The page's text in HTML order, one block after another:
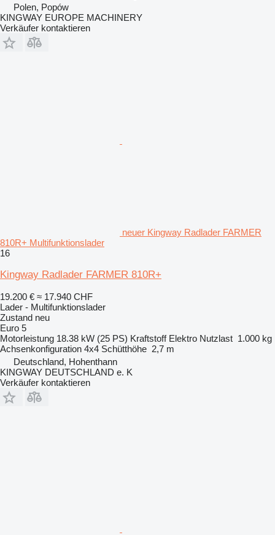
Polen, Popów
KINGWAY EUROPE MACHINERY
Verkäufer kontaktieren
neuer Kingway Radlader FARMER
810R+ Multifunktionslader
16
Kingway Radlader FARMER 810R+
19.200 € ≈ 17.940 CHF
Lader - Multifunktionslader
Zustand neu
Euro 5
Motorleistung 18.38 kW (25 PS) Kraftstoff Elektro Nutzlast 1.000 kg
Achsenkonfiguration 4x4 Schütthöhe 2,7 m
Deutschland, Hohenthann
KINGWAY DEUTSCHLAND e. K
Verkäufer kontaktieren